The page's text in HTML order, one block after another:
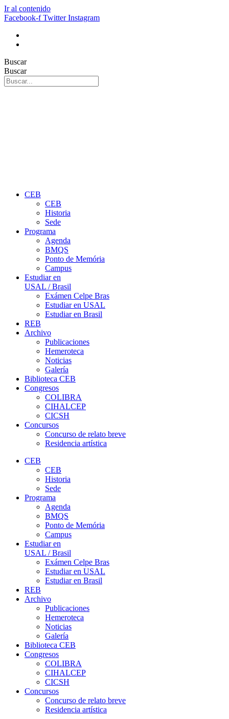
Ir al contenido
Facebook-f Twitter Instagram
Buscar
Buscar
CEB
CEB
Historia
Sede
Programa
Agenda
BMQS
Ponto de Memória
Campus
Estudiar en
USAL / Brasil
Exámen Celpe Bras
Estudiar en USAL
Estudiar en Brasil
REB
Archivo
Publicaciones
Hemeroteca
Noticias
Galería
Biblioteca CEB
Congresos
COLIBRA
CIHALCEP
CICSH
Concursos
Concurso de relato breve
Residencia artística
CEB
CEB
Historia
Sede
Programa
Agenda
BMQS
Ponto de Memória
Campus
Estudiar en
USAL / Brasil
Exámen Celpe Bras
Estudiar en USAL
Estudiar en Brasil
REB
Archivo
Publicaciones
Hemeroteca
Noticias
Galería
Biblioteca CEB
Congresos
COLIBRA
CIHALCEP
CICSH
Concursos
Concurso de relato breve
Residencia artística